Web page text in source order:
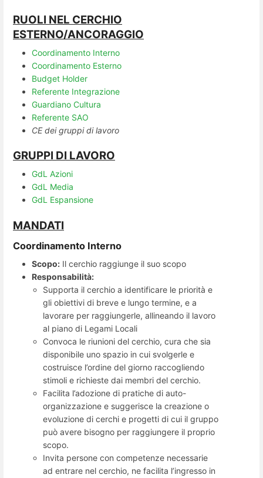
RUOLI NEL CERCHIO
ESTERNO/ANCORAGGIO
Coordinamento Interno
Coordinamento Esterno
Budget Holder
Referente Integrazione
Guardiano Cultura
Referente SAO
CE dei gruppi di lavoro
GRUPPI DI LAVORO
GdL Azioni
GdL Media
GdL Espansione
MANDATI
Coordinamento Interno
Scopo: Il cerchio raggiunge il suo scopo​​​​
Responsabilità:
Supporta il cerchio a identificare le priorità e
gli obiettivi di breve e lungo termine, e a
lavorare per raggiungerle, allineando il lavoro
al piano di Legami Locali​
Convoca le riunioni del cerchio, cura che sia
disponibile uno spazio in cui svolgerle e
costruisce l’ordine del giorno raccogliendo
stimoli e richieste dai membri del cerchio.
Facilita l’adozione di pratiche di auto-
organizzazione e suggerisce la creazione o
evoluzione di cerchi e progetti di cui il gruppo
può avere bisogno per raggiungere il proprio
scopo.
Invita persone con competenze necessarie
ad entrare nel cerchio, ne facilita l’ingresso in